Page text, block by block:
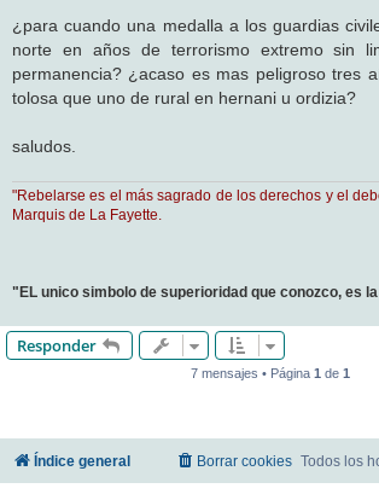
¿para cuando una medalla a los guardias
norte en años de terrorismo extremo sin
permanencia? ¿acaso es mas peligroso tres
tolosa que uno de rural en hernani u ordizia?
saludos.
"Rebelarse es el más sagrado de los derechos y el
Marquis de La Fayette.
"EL unico simbolo de superioridad que conozco, es
Responder
7 mensajes • Página 1 de 1
Índice general Todos los
Borrar cookies